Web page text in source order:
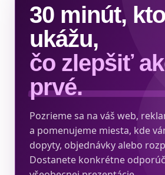
30 minút,
ukážu,
čo zlepšiť
prvé.
Pozrieme sa na váš web,
a pomenujeme miesta, kde
dopyty, objednávky alebo
Dostanete konkrétne